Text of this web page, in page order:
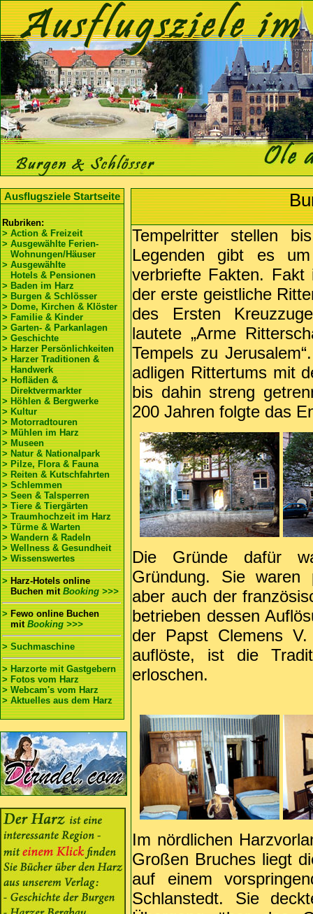
Ausflugsziele Startseite
Rubriken:
> Action & Freizeit
> Ausgewählte Ferien-
Wohnungen/Häuser
> Ausgewählte
Hotels & Pensionen
> Baden im Harz
> Burgen & Schlösser
> Dome, Kirchen & Klöster
> Familie & Kinder
> Garten- & Parkanlagen
> Geschichte
> Harzer Persönlichkeiten
> Harzer Traditionen &
Handwerk
> Hofläden &
Direktvermarkter
> Höhlen & Bergwerke
> Kultur
> Motorradtouren
> Mühlen im Harz
> Museen
> Natur & Nationalpark
> Pilze, Flora & Fauna
> Reiten & Kutschfahrten
> Schlemmen
> Seen & Talsperren
> Tiere & Tiergärten
> Traumhochzeit im Harz
> Türme & Warten
> Wandern & Radeln
> Wellness & Gesundheit
> Wissenswertes
>Harz-Hotels online
Buchen mit Booking >>>
>Fewo online Buchen
mit Booking >>>
> Suchmaschine
> Harzorte mit Gastgebern
> Fotos vom Harz
> Webcam's vom Harz
> Aktuelles aus dem Harz
Tempelritter stellen
Legenden gibt es
verbriefte Fakten.
der erste geistliche
des Ersten
lautete „Arme
Tempels zu
adligen Rittertums mit
bis dahin streng
200 Jahren folgte das
Die Gründe dafür
Gründung. Sie waren
aber auch der
betrieben dessen
der Papst Clemens
auflöste, ist die
erloschen.
Im nördlichen
Großen Bruches liegt
auf einem
Schlanstedt. Sie